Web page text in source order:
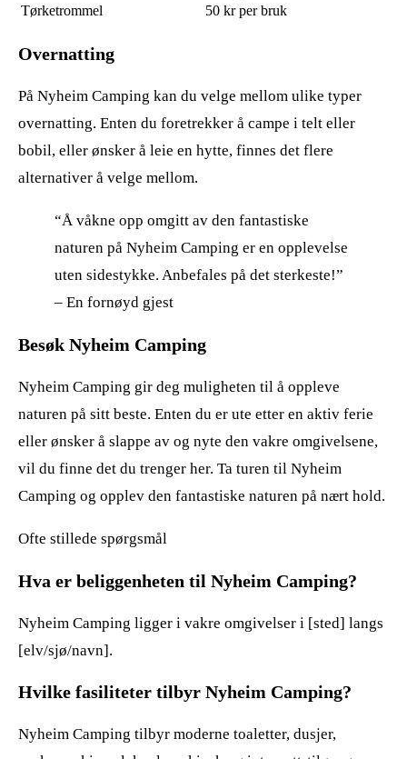
Tørketrommel
50 kr per bruk
Overnatting
På Nyheim Camping kan du velge mellom ulike typer
overnatting. Enten du foretrekker å campe i telt eller
bobil, eller ønsker å leie en hytte, finnes det flere
alternativer å velge mellom.
“Å våkne opp omgitt av den fantastiske
naturen på Nyheim Camping er en opplevelse
uten sidestykke. Anbefales på det sterkeste!”
– En fornøyd gjest
Besøk Nyheim Camping
Nyheim Camping gir deg muligheten til å oppleve
naturen på sitt beste. Enten du er ute etter en aktiv ferie
eller ønsker å slappe av og nyte den vakre omgivelsene,
vil du finne det du trenger her. Ta turen til Nyheim
Camping og opplev den fantastiske naturen på nært hold.
Ofte stillede spørgsmål
Hva er beliggenheten til Nyheim Camping?
Nyheim Camping ligger i vakre omgivelser i [sted] langs
[elv/sjø/navn].
Hvilke fasiliteter tilbyr Nyheim Camping?
Nyheim Camping tilbyr moderne toaletter, dusjer,